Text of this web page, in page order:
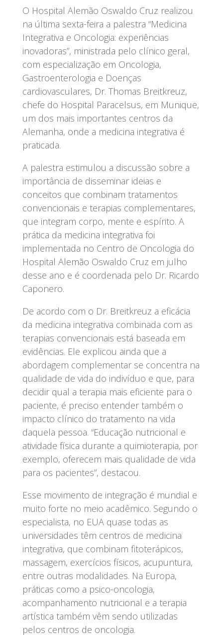
O Hospital Alemão Oswaldo Cruz realizou
na última sexta-feira a palestra “Medicina
Integrativa e Oncologia: experiências
inovadoras”, ministrada pelo clínico geral,
com especialização em Oncologia,
Gastroenterologia e Doenças
cardiovasculares, Dr. Thomas Breitkreuz,
chefe do Hospital Paracelsus, em Munique,
um dos mais importantes centros da
Alemanha, onde a medicina integrativa é
praticada.
A palestra estimulou a discussão sobre a
importância de disseminar ideias e
conceitos que combinam tratamentos
convencionais e terapias complementares,
que integram corpo, mente e espírito. A
prática da medicina integrativa foi
implementada no Centro de Oncologia do
Hospital Alemão Oswaldo Cruz em julho
desse ano e é coordenada pelo Dr. Ricardo
Caponero.
De acordo com o Dr. Breitkreuz a eficácia
da medicina integrativa combinada com as
terapias convencionais está baseada em
evidências. Ele explicou ainda que a
abordagem complementar se concentra na
qualidade de vida do indivíduo e que, para
decidir qual a terapia mais eficiente para o
paciente, é preciso entender também o
impacto clínico do tratamento na vida
daquela pessoa. “Educação nutricional e
atividade física durante a quimioterapia, por
exemplo, oferecem mais qualidade de vida
para os pacientes”, destacou.
Esse movimento de integração é mundial e
muito forte no meio acadêmico. Segundo o
especialista, no EUA quase todas as
universidades têm centros de medicina
integrativa, que combinam fitoterápicos,
massagem, exercícios físicos, acupuntura,
entre outras modalidades. Na Europa,
práticas como a psico-oncologia,
acompanhamento nutricional e a terapia
artística também vêm sendo utilizadas
pelos centros de oncologia.